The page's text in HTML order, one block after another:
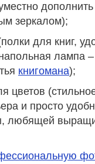
дополнить
зеркалом);
для книг,
лампа
книгомана);
цветов
и просто
любящей